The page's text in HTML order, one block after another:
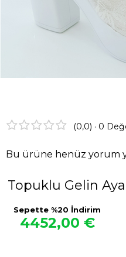
(0,0) · 0
Bu ürüne henüz yorum
Topuklu Gelin
Sepette %20 İndirim
4452,00 €
Facebook